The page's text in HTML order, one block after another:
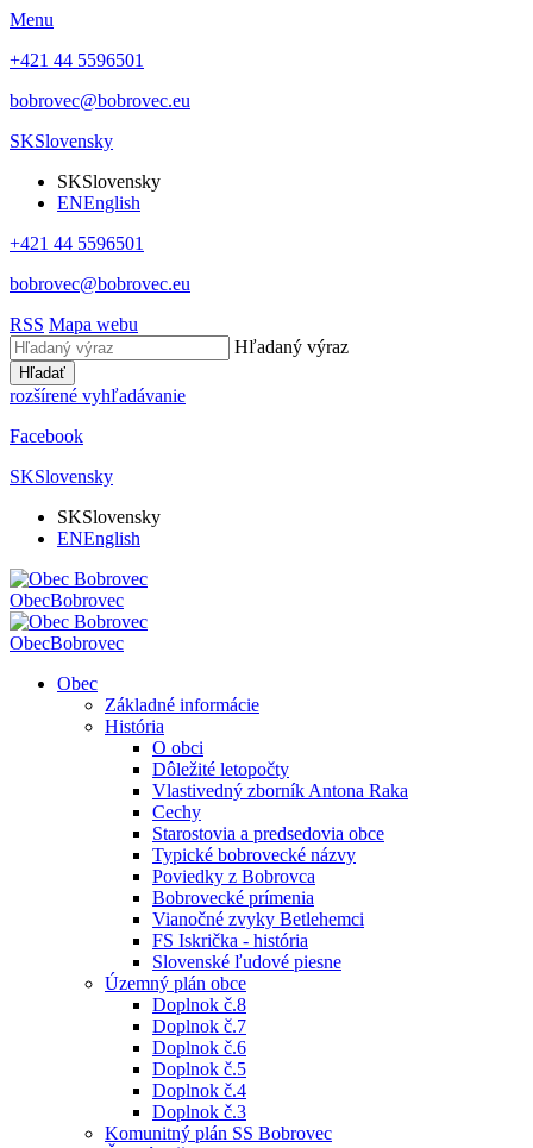
Menu
+421 44 5596501
bobrovec@bobrovec.eu
SKSlovensky
SKSlovensky
ENEnglish
+421 44 5596501
bobrovec@bobrovec.eu
RSS Mapa webu
Hľadaný výraz
Hľadať
rozšírené vyhľadávanie
Facebook
SKSlovensky
SKSlovensky
ENEnglish
ObecBobrovec
ObecBobrovec
Obec
Základné informácie
História
O obci
Dôležité letopočty
Vlastivedný zborník Antona Raka
Cechy
Starostovia a predsedovia obce
Typické bobrovecké názvy
Poviedky z Bobrovca
Bobrovecké prímenia
Vianočné zvyky Betlehemci
FS Iskrička - história
Slovenské ľudové piesne
Územný plán obce
Doplnok č.8
Doplnok č.7
Doplnok č.6
Doplnok č.5
Doplnok č.4
Doplnok č.3
Komunitný plán SS Bobrovec